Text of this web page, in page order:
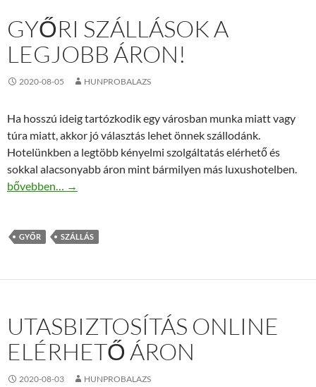
GYŐRI SZÁLLÁSOK A
LEGJOBB ÁRON!
2020-08-05 HUNPROBALAZS
Ha hosszú ideig tartózkodik egy városban munka miatt vagy
túra miatt, akkor jó választás lehet önnek szállodánk.
Hotelünkben a legtöbb kényelmi szolgáltatás elérhető és
sokkal alacsonyabb áron mint bármilyen más luxushotelben.
Győri szállások a legjobb áron!
bővebben… →
GYŐR SZÁLLÁS
UTASBIZTOSÍTÁS ONLINE
ELÉRHETŐ ÁRON
2020-08-03 HUNPROBALAZS